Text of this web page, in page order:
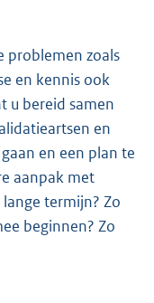
problemen zoals
en kennis ook
u bereid samen
en
en een plan te
aanpak met
termijn? Zo
beginnen? Zo